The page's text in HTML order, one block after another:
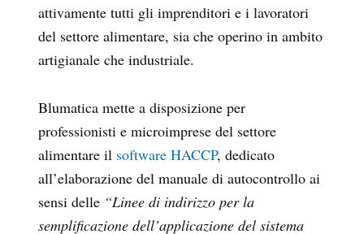
attivamente tutti gli imprenditori e i lavoratori
del settore alimentare, sia che operino in ambito
artigianale che industriale.
Blumatica mette a disposizione per
professionisti e microimprese del settore
alimentare il software HACCP, dedicato
all’elaborazione del manuale di autocontrollo ai
sensi delle “Linee di indirizzo per la
semplificazione dell’applicazione del sistema